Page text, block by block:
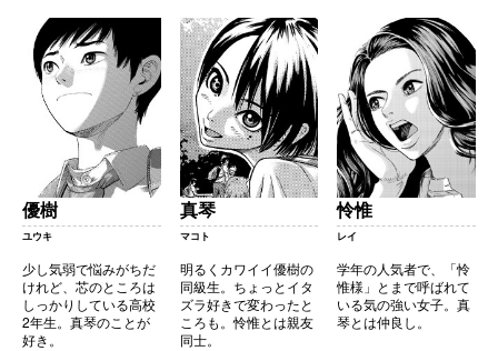
優樹
ユウキ
少し気弱で悩みがちだ
けれど、芯のところは
しっかりしている高校
2年生。真琴のことが
好き。
真琴
マコト
明るくカワイイ優樹の
同級生。ちょっとイタ
ズラ好きで変わったと
ころも。怜惟とは親友
同士。
怜惟
レイ
学年の人気者で、「怜
惟様」とまで呼ばれて
いる気の強い女子。真
琴とは仲良し。